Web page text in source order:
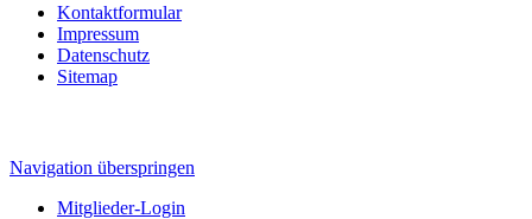
Kontaktformular
Impressum
Datenschutz
Sitemap
Navigation überspringen
Mitglieder-Login